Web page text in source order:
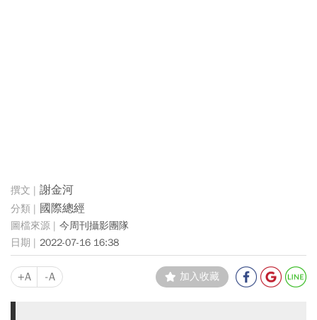
謝金河
國際總經
今周刊攝影團隊
2022-07-16 16:38
+A -A 加入收藏